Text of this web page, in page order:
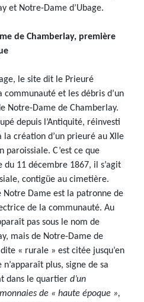
et Notre-Dame d’Ubage.
de Chamberlay, première
le site dit le Prieuré
et les débris d’un
Notre-Dame de Chamberlay.
depuis l’Antiquité, réinvesti
la création d’un prieuré au XIIe
paroissiale. C’est ce que
11 décembre 1867, il s’agit
contigüe au cimetière.
Notre Dame est la patronne de
de la communauté. Au
pas sous le nom de
mais de Notre-Dame de
« rurale » est citée jusqu’en
plus, signe de sa
dans le quartier d’un
de « haute époque »,